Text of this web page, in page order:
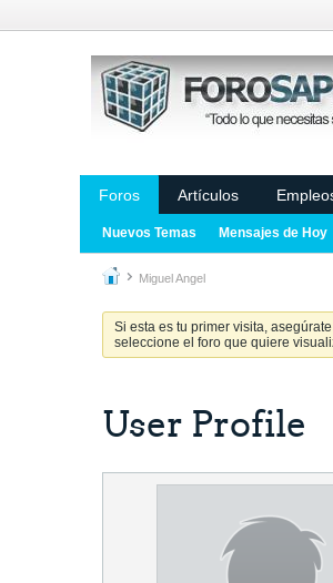
Foros Artículos
Nuevos Temas Mensajes de Hoy
Miguel Angel
Si esta es tu primer visita,
seleccione el foro que quiere
User Profile